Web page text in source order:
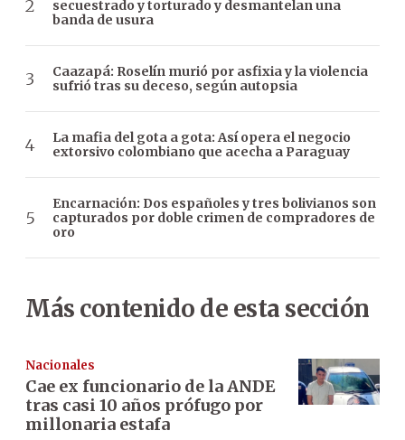
secuestrado y torturado y desmantelan una
banda de usura
Caazapá: Roselín murió por asfixia y la violencia
sufrió tras su deceso, según autopsia
La mafia del gota a gota: Así opera el negocio
extorsivo colombiano que acecha a Paraguay
Encarnación: Dos españoles y tres bolivianos son
capturados por doble crimen de compradores de
oro
Más contenido de esta sección
Nacionales
Cae ex funcionario de la ANDE
tras casi 10 años prófugo por
millonaria estafa